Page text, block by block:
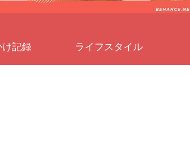
け記録 ライフスタイル